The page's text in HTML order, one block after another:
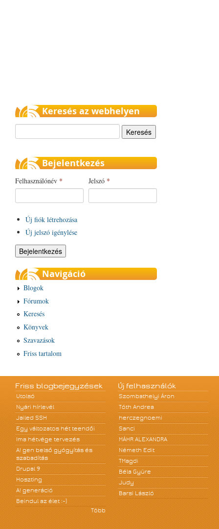
Keresés az webhelyen
Bejelentkezés
Felhasználónév * Jelszó *
Új fiók létrehozása
Új jelszó igénylése
Navigáció
Blogok
Fórumok
Keresés
Könyvek
Szavazások
Friss tartalom
Friss blogbejegyzések
Utolsó
Nyári hírlevél
Jailed SSH
Egy változatos hét teendői
Ima hétvége tervezés
A! gen belső gyógyítás és
szabadítás
Drupal 9
Hoszting
A! generáció
Beindul az élet :-)
Több
Új felhasználók
Szombathelyi Áron
Tóth Andrea
herczegnoemi
Sanci
MÁHR ALEXANDRA
Németh Edit
TMagdi
Béla Gyüre
Judy
Barsi László